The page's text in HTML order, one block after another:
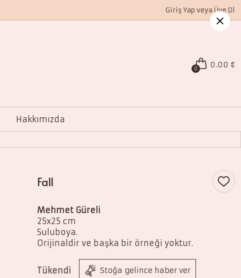
Giriş Yap veya Üye Ol
0 0.00 €
Hakkımızda
Fall
Mehmet Güreli
25x25 cm
Suluboya.
Orijinaldir ve başka bir örneği yoktur.
Tükendi Stoğa gelince haber ver